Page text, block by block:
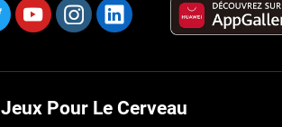
Jeux Pour Le Cerveau